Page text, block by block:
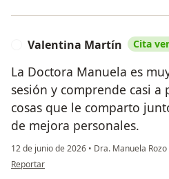
Valentina Martín Cita
La Doctora Manuela es
sesión y comprende casi a
cosas que le comparto
de mejora personales.
12 de junio de 2026 • Dra. Manuela Rozo
en opinión del usuario Valentina Martín
Reportar